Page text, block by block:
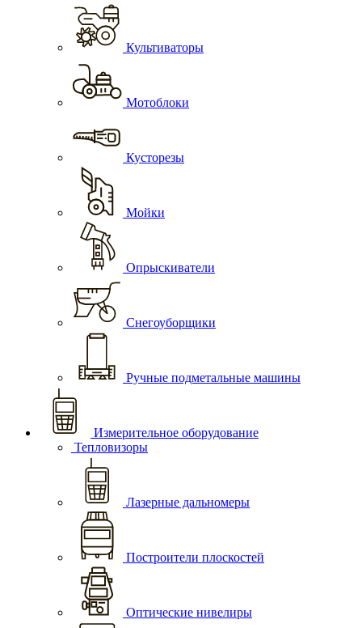
Культиваторы
Мотоблоки
Кусторезы
Мойки
Опрыскиватели
Снегоуборщики
Ручные подметальные машины
Измерительное оборудование
Тепловизоры
Лазерные дальномеры
Построители плоскостей
Оптические нивелиры